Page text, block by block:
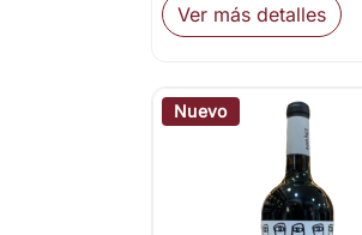
Ver más detalles
Nuevo